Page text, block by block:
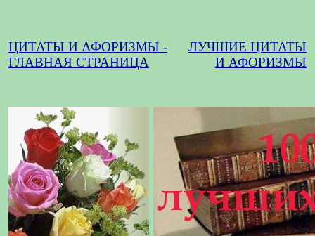
ЦИТАТЫ И АФОРИЗМЫ -
ГЛАВНАЯ СТРАНИЦА
ЛУЧШИЕ ЦИТАТЫ
И АФОРИЗМЫ